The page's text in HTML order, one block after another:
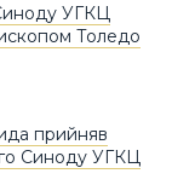
УГКЦ
Толедо
прийняв
Синоду УГКЦ